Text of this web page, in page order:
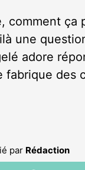
comment ça
une
adore
fabrique des
par Rédaction